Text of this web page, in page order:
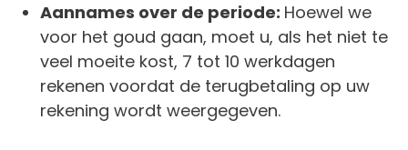
Aannames over de periode: Hoewel we
voor het goud gaan, moet u, als het niet te
veel moeite kost, 7 tot 10 werkdagen
rekenen voordat de terugbetaling op uw
rekening wordt weergegeven.